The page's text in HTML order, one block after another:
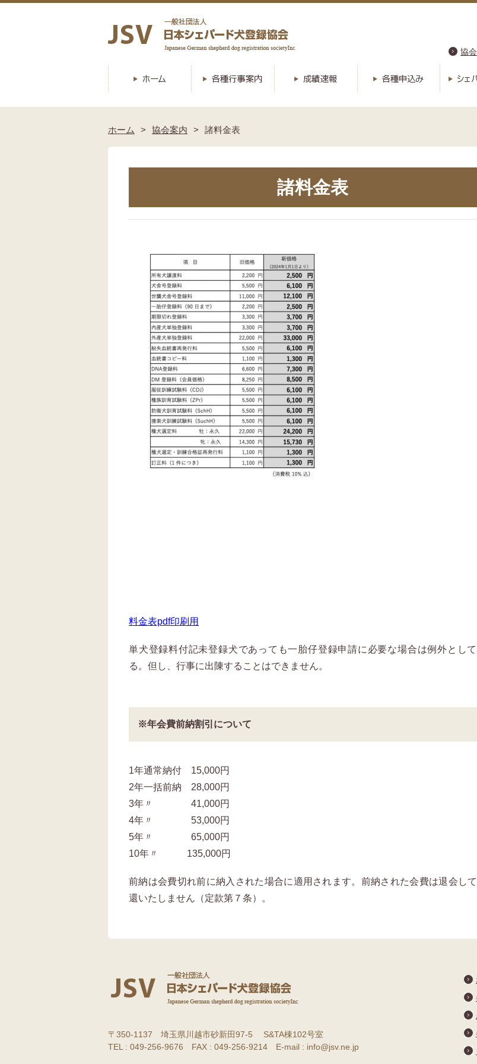
協
ホーム 協会案内 諸料金表
諸料金表
料金表pdf印刷用
単犬登録料付記未登録犬であっても一胎仔登録申請に必要な場合は例外とし
る。但し、行事に出陳することはできません。
※年会費前納割引について
1年通常納付 15,000円
2年一括前納 28,000円
3年〃 41,000円
4年〃 53,000円
5年〃 65,000円
10年〃 135,000円
前納は会費切れ前に納入された場合に適用されます。前納された会費は退会し
還いたしません（定款第７条）。
〒350-1137 埼玉県川越市砂新田97-5 S&TA棟102号室
TEL : 049-256-9676 FAX : 049-256-9214 E-mail : info@jsv.ne.jp